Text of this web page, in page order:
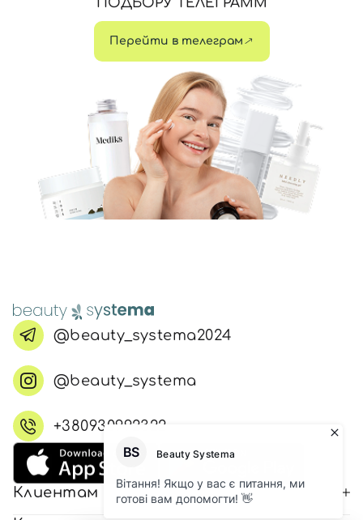
Перейти в телеграм
@beauty_systema2024
@beauty_systema
+380930992322
Клиентам